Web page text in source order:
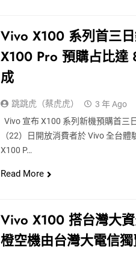
Vivo X100 系列首三
X100 Pro 預購占比達
成
跳跳虎（蔡虎虎）
3 年 Ago
Vivo 宣布 X100 系列新機預購首三
（22）日開放消費者於 Vivo 全台
X100 P…
Read More
Vivo X100 搭台灣大
橙空機由台灣大電信